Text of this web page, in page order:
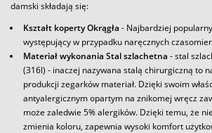
damski składają się:
Kształt koperty Okrągła - Najbardziej
występujący w przypadku naręcznych
Materiał wykonania Stal szlachetna - stal
(316l) - inaczej nazywana stalą chirurgiczną to
produkcji zegarków materiał. Dzięki swoim
antyalergicznym opartym na znikomej wręcz
może zaledwie 5% alergików. Dzięki temu, że
zmienia koloru, zapewnia wysoki komfort